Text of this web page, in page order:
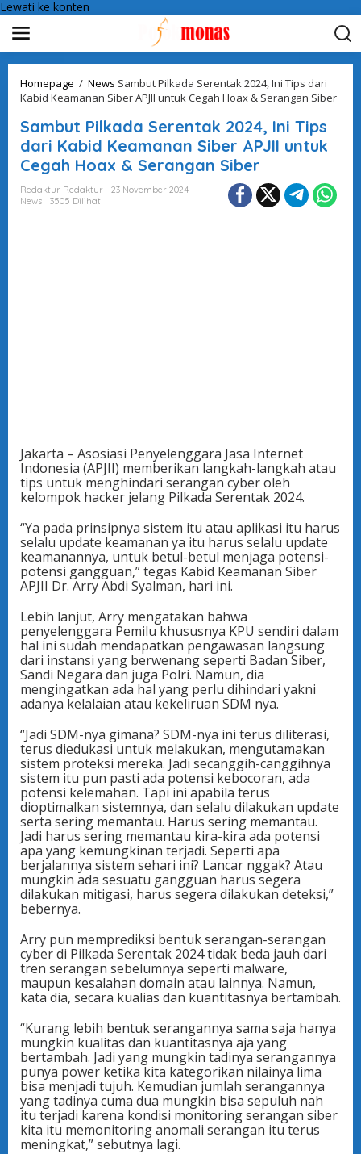
Lewati ke konten
Homepage / News Sambut Pilkada Serentak 2024, Ini Tips dari
Kabid Keamanan Siber APJII untuk Cegah Hoax & Serangan Siber
Sambut Pilkada Serentak 2024, Ini Tips
dari Kabid Keamanan Siber APJII untuk
Cegah Hoax & Serangan Siber
Redaktur Redaktur
23 November 2024
News
3505 Dilihat
Jakarta – Asosiasi Penyelenggara Jasa Internet
Indonesia (APJII) memberikan langkah-langkah atau
tips untuk menghindari serangan cyber oleh
kelompok hacker jelang Pilkada Serentak 2024.
“Ya pada prinsipnya sistem itu atau aplikasi itu harus
selalu update keamanan ya itu harus selalu update
keamanannya, untuk betul-betul menjaga potensi-
potensi gangguan,” tegas Kabid Keamanan Siber
APJII Dr. Arry Abdi Syalman, hari ini.
Lebih lanjut, Arry mengatakan bahwa
penyelenggara Pemilu khususnya KPU sendiri dalam
hal ini sudah mendapatkan pengawasan langsung
dari instansi yang berwenang seperti Badan Siber,
Sandi Negara dan juga Polri. Namun, dia
mengingatkan ada hal yang perlu dihindari yakni
adanya kelalaian atau kekeliruan SDM nya.
“Jadi SDM-nya gimana? SDM-nya ini terus diliterasi,
terus diedukasi untuk melakukan, mengutamakan
sistem proteksi mereka. Jadi secanggih-canggihnya
sistem itu pun pasti ada potensi kebocoran, ada
potensi kelemahan. Tapi ini apabila terus
dioptimalkan sistemnya, dan selalu dilakukan update
serta sering memantau. Harus sering memantau.
Jadi harus sering memantau kira-kira ada potensi
apa yang kemungkinan terjadi. Seperti apa
berjalannya sistem sehari ini? Lancar nggak? Atau
mungkin ada sesuatu gangguan harus segera
dilakukan mitigasi, harus segera dilakukan deteksi,”
bebernya.
Arry pun memprediksi bentuk serangan-serangan
cyber di Pilkada Serentak 2024 tidak beda jauh dari
tren serangan sebelumnya seperti malware,
maupun kesalahan domain atau lainnya. Namun,
kata dia, secara kualias dan kuantitasnya bertambah.
“Kurang lebih bentuk serangannya sama saja hanya
mungkin kualitas dan kuantitasnya aja yang
bertambah. Jadi yang mungkin tadinya serangannya
punya power ketika kita kategorikan nilainya lima
bisa menjadi tujuh. Kemudian jumlah serangannya
yang tadinya cuma dua mungkin bisa sepuluh nah
itu terjadi karena kondisi monitoring serangan siber
kita itu memonitoring anomali serangan itu terus
meningkat,” sebutnya lagi.